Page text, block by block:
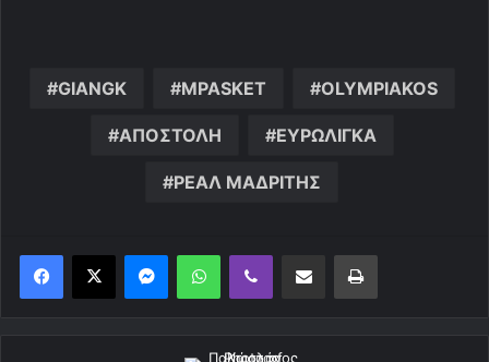
GIANGK MPASKET OLYMPIAKOS
ΑΠΟΣΤΟΛΗ ΕΥΡΩΛΙΓΚΑ
ΡΕΑΛ ΜΑΔΡΙΤΗΣ
MessengerWhatsAppViber Κοινοποίηση μέσω ηλεκτρονικού ταχυδρομείουΕκτύπωση